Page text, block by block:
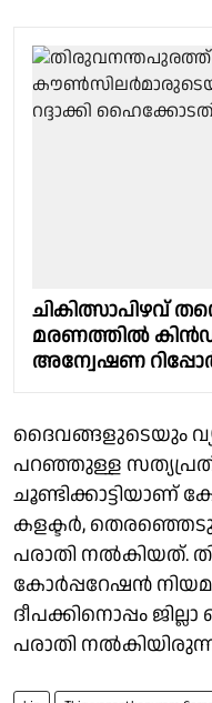
ചികിത്സാപിഴവ്
മരണത്തിൽ
അന്വേഷണ
ദൈവങ്ങളുടെയും
പറഞ്ഞുള്ള
ചൂണ്ടിക്കാട്ടിയാണ്
കളക്ടർ,
പരാതി നൽകിയത്.
കോർപ്പറേഷൻ
ദീപക്കിനൊപ്പം
പരാതി